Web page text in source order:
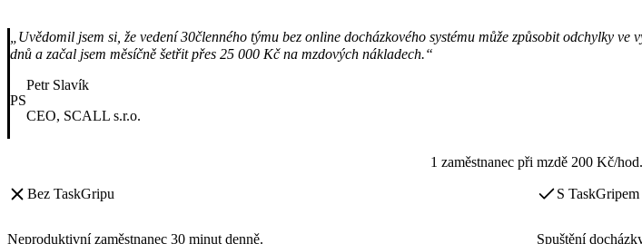
Uvědomil jsem si, že vedení 30členného týmu bez online docházkového systému může způsobit odchylky
dnů a začal jsem měsíčně šetřit přes 25 000 Kč na mzdových nákladech.“
PS
Petr Slavík
CEO, SCALL s.r.o.
1 zaměstnanec při mzdě 200 Kč/hod.
Bez TaskGripu
Neproduktivní zaměstnanec 30 minut denně.
S TaskGripem
Spuštění